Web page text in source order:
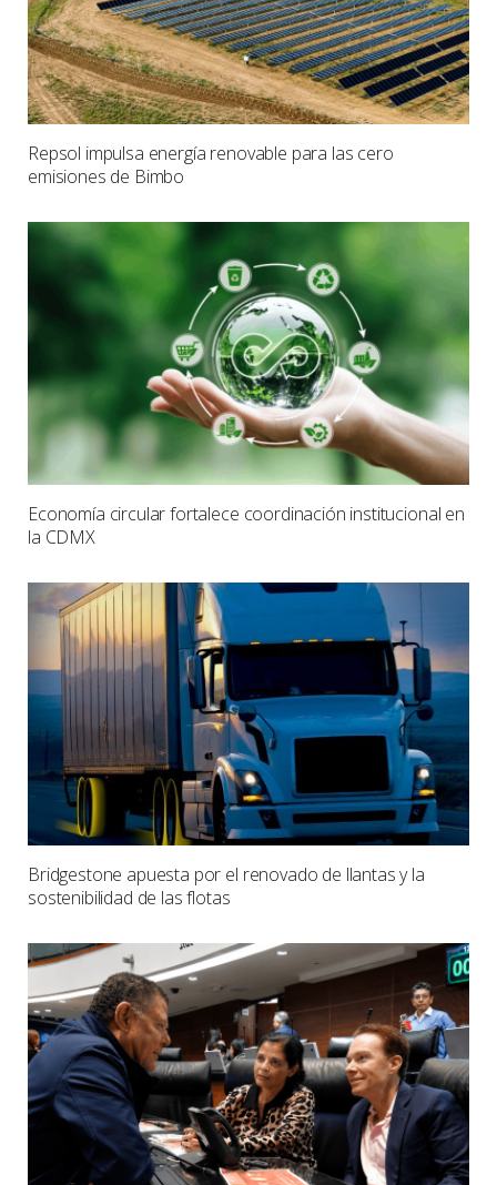
Repsol impulsa energía renovable para las cero
emisiones de Bimbo
Economía circular fortalece coordinación institucional en
la CDMX
Bridgestone apuesta por el renovado de llantas y la
sostenibilidad de las flotas